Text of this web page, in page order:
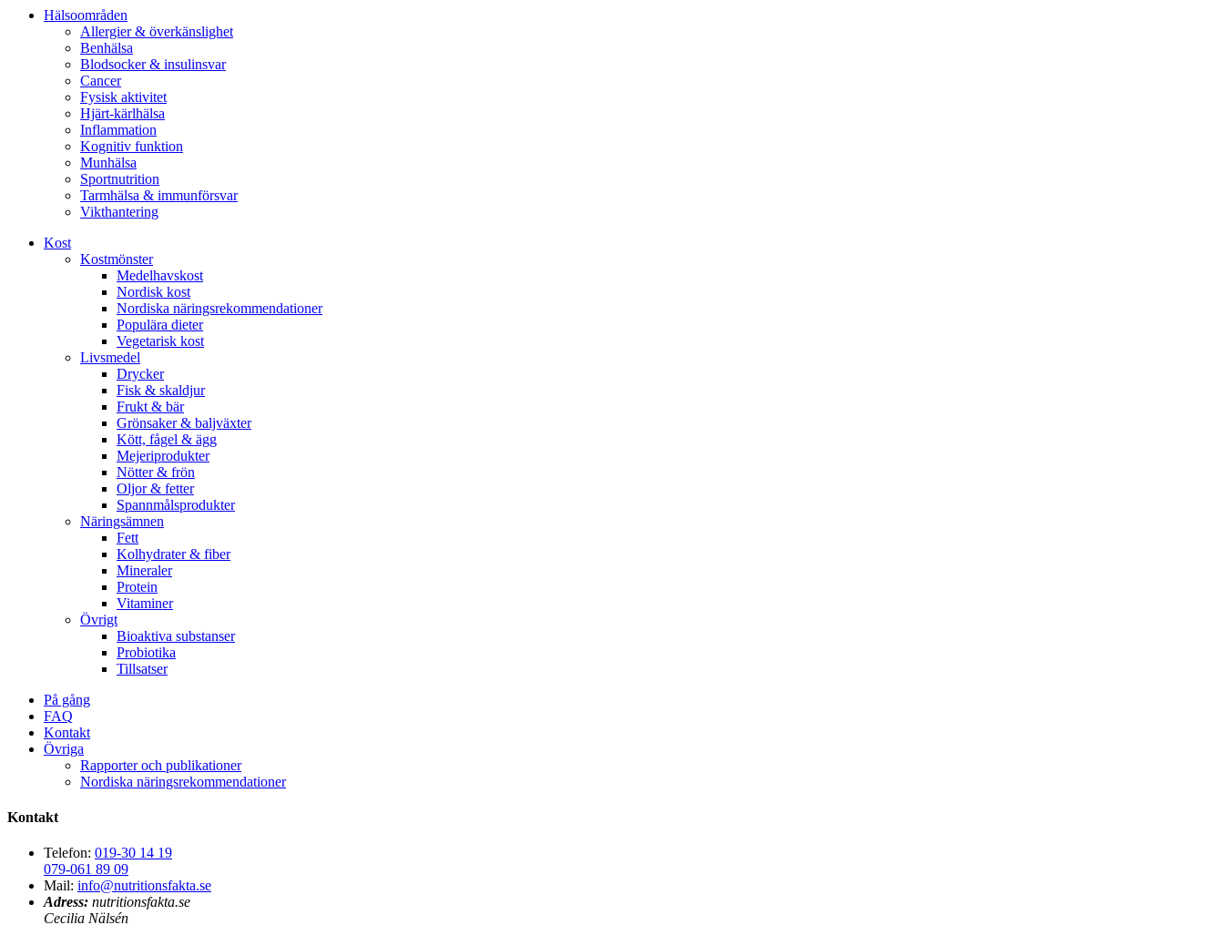
Hälsoområden
Allergier & överkänslighet
Benhälsa
Blodsocker & insulinsvar
Cancer
Fysisk aktivitet
Hjärt-kärlhälsa
Inflammation
Kognitiv funktion
Munhälsa
Sportnutrition
Tarmhälsa & immunförsvar
Vikthantering
Kost
Kostmönster
Medelhavskost
Nordisk kost
Nordiska näringsrekommendationer
Populära dieter
Vegetarisk kost
Livsmedel
Drycker
Fisk & skaldjur
Frukt & bär
Grönsaker & baljväxter
Kött, fågel & ägg
Mejeriprodukter
Nötter & frön
Oljor & fetter
Spannmålsprodukter
Näringsämnen
Fett
Kolhydrater & fiber
Mineraler
Protein
Vitaminer
Övrigt
Bioaktiva substanser
Probiotika
Tillsatser
På gång
FAQ
Kontakt
Övriga
Rapporter och publikationer
Nordiska näringsrekommendationer
Kontakt
Telefon: 019-30 14 19
079-061 89 09
Mail: info@nutritionsfakta.se
Adress: nutritionsfakta.se
Cecilia Nälsén